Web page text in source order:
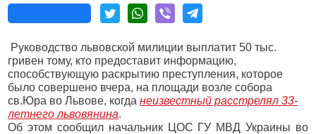
Руководство львовской милиции выплатит 50 тыс.
гривен тому, кто предоставит информацию,
способствующую раскрытию преступления, которое
было совершено вчера, на площади возле собора
св.Юра во Львове, когданеизвестный расстрелял 33-
летнего львовянина.
Об этом сообщил начальник ЦОС ГУ МВД Украины во